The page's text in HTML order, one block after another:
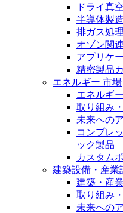
ドライ真
半導体製
排ガス処
オゾン関
アプリケ
精密製品
エネルギー 市場
エネルギ
取り組み
未来への
コンプレ
ック製品
カスタム
建築設備・産業
建築・産
取り組み
未来への